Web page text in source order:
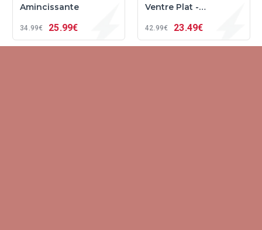
Amincissante
34 99€ 25 99€
Ventre Plat -
42 99€ 23 49€